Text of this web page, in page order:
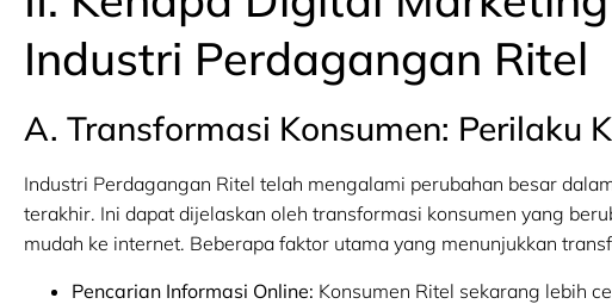
Industri Perdagangan Ritel
A. Transformasi Konsumen: Perilaku
Industri Perdagangan Ritel telah mengalami perubahan besar
terakhir. Ini dapat dijelaskan oleh transformasi konsumen yang
mudah ke internet. Beberapa faktor utama yang menunjukkan
Pencarian Informasi Online: Konsumen Ritel sekarang lebih